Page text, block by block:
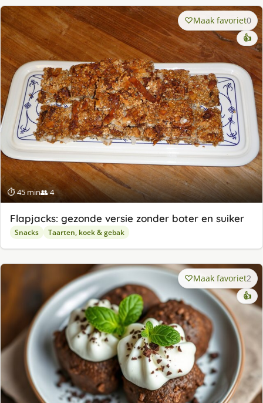
⏱ 45 min👥 4
Maak favoriet0
👍
Flapjacks: gezonde versie zonder boter en suiker
Snacks Taarten, koek & gebak
Maak favoriet2
👍